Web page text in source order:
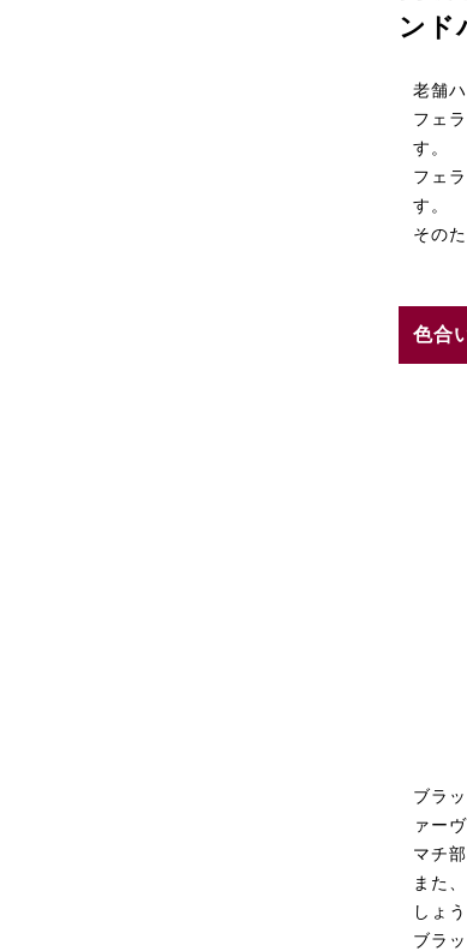
ンド
老舗
フェ
す。
フェ
す。
その
色合
ブラ
ァー
マチ
また
しょう
ブラ